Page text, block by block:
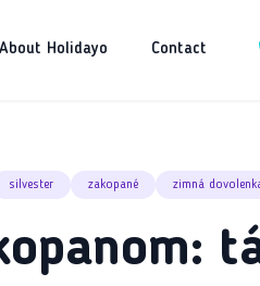
About Holidayo Contact
silvester zakopané zimná